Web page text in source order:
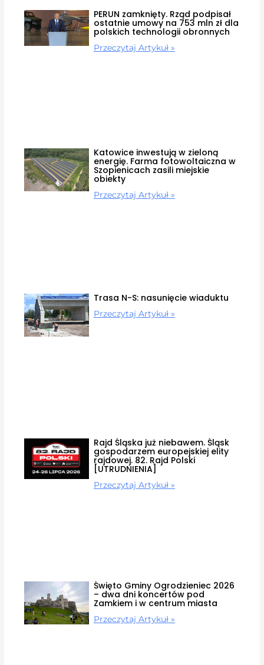
PERUN zamknięty. Rząd podpisał
ostatnie umowy na 753 mln zł dla
polskich technologii obronnych
Przeczytaj Artykuł »
Katowice inwestują w zieloną
energię. Farma fotowoltaiczna w
Szopienicach zasili miejskie
obiekty
Przeczytaj Artykuł »
Trasa N-S: nasunięcie wiaduktu
Przeczytaj Artykuł »
Rajd Śląska już niebawem. Śląsk
gospodarzem europejskiej elity
rajdowej. 82. Rajd Polski
[UTRUDNIENIA]
Przeczytaj Artykuł »
Święto Gminy Ogrodzieniec 2026
– dwa dni koncertów pod
Zamkiem i w centrum miasta
Przeczytaj Artykuł »